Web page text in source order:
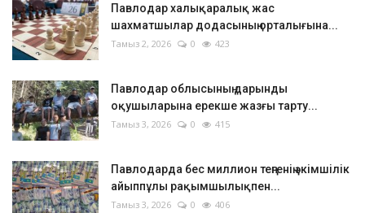
Павлодар халықаралық жас
шахматшылар додасының орталығына...
Тамыз 2, 2026 0 423
Павлодар облысының дарынды
оқушыларына ерекше жазғы тарту...
Тамыз 3, 2026 0 415
Павлодарда бес миллион теңгенің әкімшілік
айыппұлы рақымшылықпен...
Тамыз 3, 2026 0 406